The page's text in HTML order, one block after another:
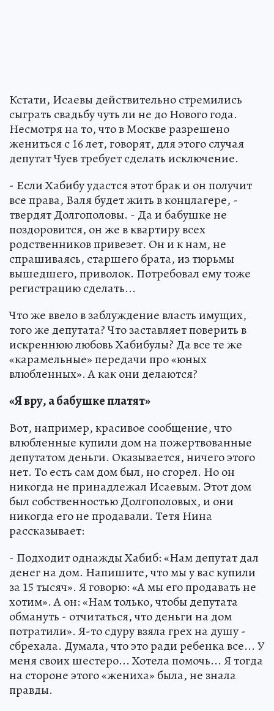
Кстати, Исаевы действительно стремились
сыграть свадьбу чуть ли не до Нового года.
Несмотря на то, что в Москве разрешено
жениться с 16 лет, говорят, для этого случая
депутат Чуев требует сделать исключение.
- Если Хабибу удастся этот брак и он получит
все права, Валя будет жить в концлагере, -
твердят Долгополовы. - Да и бабушке не
поздоровится, он же в квартиру всех
родственников привезет. Он и к нам, не
спрашиваясь, старшего брата, из тюрьмы
вышедшего, приволок. Потребовал ему тоже
регистрацию сделать...
Что же ввело в заблуждение власть имущих,
того же депутата? Что заставляет поверить в
искреннюю любовь Хабибулы? Да все те же
«карамельные» передачи про «юных
влюбленных». А как они делаются?
«Я вру, а бабушке платят»
Вот, например, красивое сообщение, что
влюбленные купили дом на пожертвованные
депутатом деньги. Оказывается, ничего этого
нет. То есть сам дом был, но сгорел. Но он
никогда не принадлежал Исаевым. Этот дом
был собственностью Долгополовых, и они
никогда его не продавали. Тетя Нина
рассказывает:
- Подходит однажды Хабиб: «Нам депутат дал
денег на дом. Напишите, что мы у вас купили
за 15 тысяч». Я говорю: «А мы его продавать не
хотим». А он: «Нам только, чтобы депутата
обмануть - отчитаться, что деньги на дом
потратили». Я-то сдуру взяла грех на душу -
сбрехала. Думала, что это ради ребенка все... У
меня своих шестеро... Хотела помочь... Я тогда
на стороне этого «жениха» была, не знала
правды.